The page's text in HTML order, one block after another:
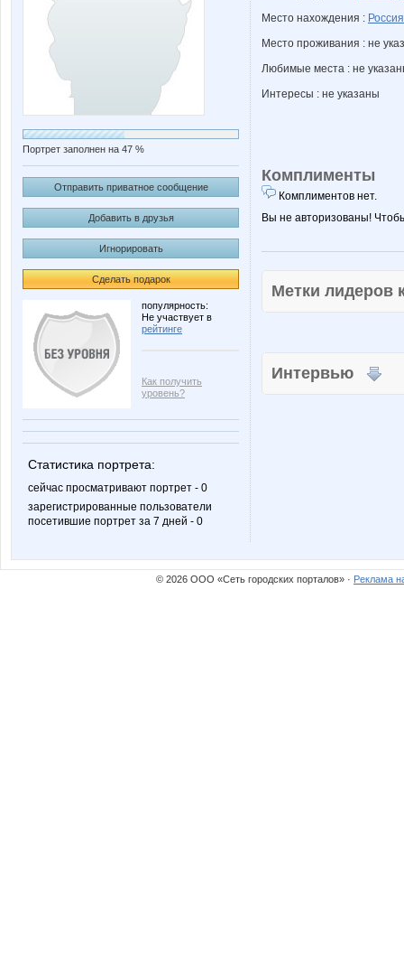
Портрет заполнен на 47 %
Отправить приватное сообщение
Добавить в друзья
Игнорировать
Сделать подарок
популярность:
Не участвует в
рейтинге
Как получить
уровень?
Статистика портрета:
сейчас просматривают портрет - 0
зарегистрированные пользователи
посетившие портрет за 7 дней - 0
Место нахождения : Россия
Место проживания : не
Любимые места : не
Интересы : не указаны
Комплименты
Комплиментов нет.
Вы не авторизованы!
Метки
Интервью
© 2026 ООО «Сеть городских порталов» · Реклама